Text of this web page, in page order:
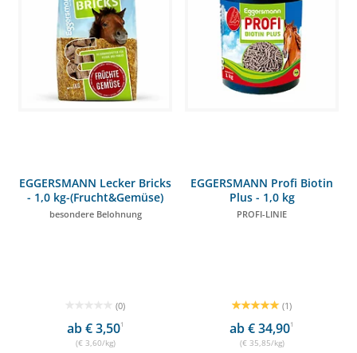
EGGERSMANN Lecker Bricks
- 1,0 kg-(Frucht&Gemüse)
besondere Belohnung
(0)
ab € 3,501
(€ 3,60/kg)
EGGERSMANN Profi Biotin
Plus - 1,0 kg
PROFI-LINIE
(1)
ab € 34,901
(€ 35,85/kg)